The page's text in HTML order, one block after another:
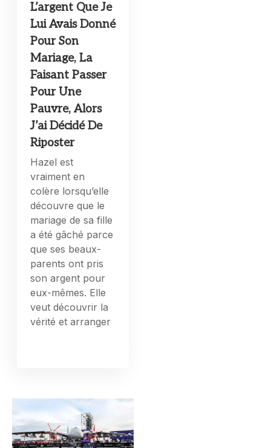
L’argent Que Je
Lui Avais Donné
Pour Son
Mariage, La
Faisant Passer
Pour Une
Pauvre, Alors
J’ai Décidé De
Riposter
Hazel est
vraiment en
colère lorsqu’elle
découvre que le
mariage de sa fille
a été gâché parce
que ses beaux-
parents ont pris
son argent pour
eux-mêmes. Elle
veut découvrir la
vérité et arranger